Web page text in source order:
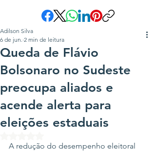
Queda de Flávio
Bolsonaro no Sudeste
preocupa aliados e
acende alerta para
eleições estaduais
Adilson Silva
6 de jun. 2 min de leitura
A redução do desempenho eleitoral